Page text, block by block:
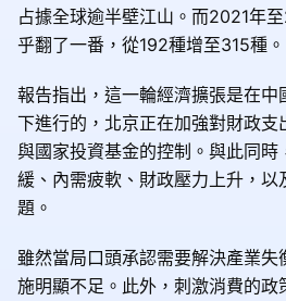
占據全球逾半壁江山。而2021年
乎翻了一番，從192種增至315種。
報告指出，這一輪經濟擴張是在中
下進行的，北京正在加強對財政
與國家投資基金的控制。與此同
緩、內需疲軟、財政壓力上升，以
題。
雖然當局口頭承認需要解決產業
施明顯不足。此外，刺激消費的政